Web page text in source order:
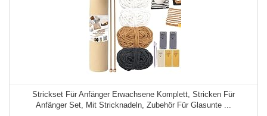
Strickset Für Anfänger Erwachsene Komplett, Stricken Für
Anfänger Set, Mit Stricknadeln, Zubehör Für Glasunte ...